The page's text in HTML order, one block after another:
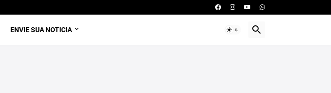
ENVIE SUA NOTICIA